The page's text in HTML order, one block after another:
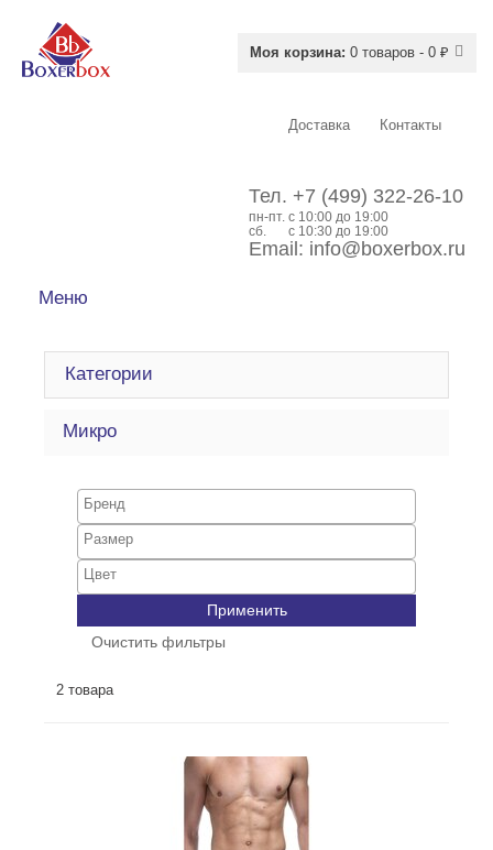
Моя корзина: 0 товаров - 0 ₽
Доставка Контакты
Тел. +7 (499) 322-26-10
пн-пт. c 10:00 до 19:00
сб.
с 10:30 до 19:00
Email: info@boxerbox.ru
Меню
Категории
Микро
Применить
Очистить фильтры
2 товара